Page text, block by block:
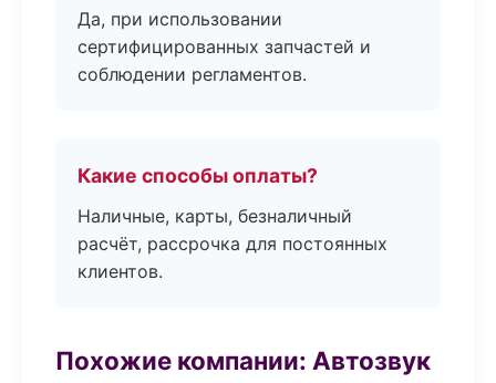
Да, при использовании
сертифицированных запчастей и
соблюдении регламентов.
Какие способы оплаты?
Наличные, карты, безналичный
расчёт, рассрочка для постоянных
клиентов.
Похожие компании: Автозвук